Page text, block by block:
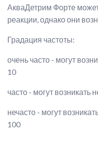
АкваДетрим Форте
реакции, однако они
Градация частоты:
очень часто - могут
10
часто - могут возникать
нечасто - могут
100